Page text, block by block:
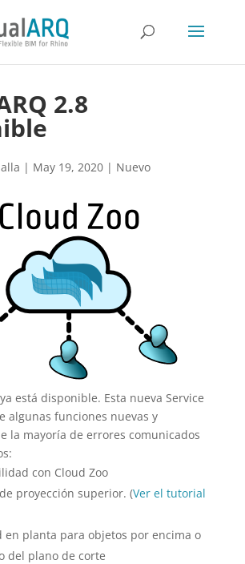
2.8
| May 19, 2020| Nuevo
está disponible. Esta nueva Service
algunas funciones nuevas y
la mayoría de errores comunicados
con Cloud Zoo
proyección superior. (Ver el tutorial
en planta para objetos por encima o
del plano de corte